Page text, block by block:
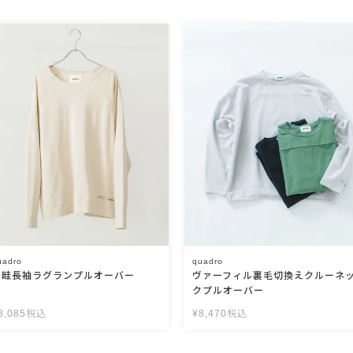
長袖ラグランプルオーバー
税込
quadro
ヴァーフィル裏毛切換えクルーネ
クプルオーバー
¥8,470 税込